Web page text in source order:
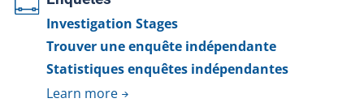
Investigation Stages
Trouver une enquête indépendante
Statistiques enquêtes indépendantes
Learn more